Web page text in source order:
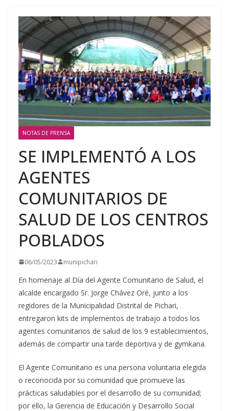
NOTAS DE PRENSA
SE IMPLEMENTÓ A LOS
AGENTES
COMUNITARIOS DE
SALUD DE LOS CENTROS
POBLADOS
06/05/2023 munipichari
En homenaje al Día del Agente Comunitario de Salud, el
alcalde encargado Sr. Jorge Chávez Oré, junto a los
regidores de la Municipalidad Distrital de Pichari,
entregaron kits de implementos de trabajo a todos los
agentes comunitarios de salud de los 9 establecimientos,
además de compartir una tarde deportiva y de gymkana.
El Agente Comunitario es una persona voluntaria elegida
o reconocida por su comunidad que promueve las
prácticas saludables por el desarrollo de su comunidad;
por ello, la Gerencia de Educación y Desarrollo Social